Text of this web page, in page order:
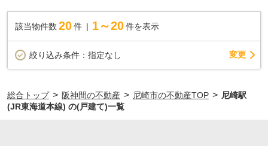
ば、人生が変わります。ぜひご検討ください。
該当物件数 20件 1～20 件を表示
絞り込み条件： 指定なし 変更
総合トップ > 阪神間の不動産 > 尼崎市の不動産TOP > 尼崎駅
(JR東海道本線) の(戸建て)一覧